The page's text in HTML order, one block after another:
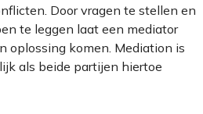
Door vragen te stellen en
te leggen laat een mediator
oplossing komen. Mediation is
als beide partijen hiertoe